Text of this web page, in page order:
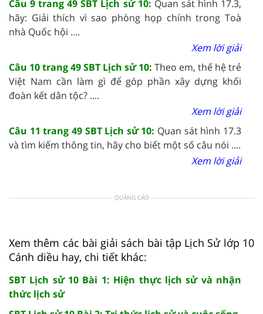
Câu 9 trang 49 SBT Lịch sử 10: Quan sát hình 17.3,
hãy: Giải thích vì sao phòng họp chính trong Toà
nhà Quốc hội ....
Xem lời giải
Câu 10 trang 49 SBT Lịch sử 10: Theo em, thế hệ trẻ
Việt Nam cần làm gì để góp phần xây dựng khối
đoàn kết dân tộc? ....
Xem lời giải
Câu 11 trang 49 SBT Lịch sử 10: Quan sát hình 17.3
và tìm kiếm thông tin, hãy cho biết một số câu nói ....
Xem lời giải
QUẢNG CÁO
Xem thêm các bài giải sách bài tập Lịch Sử lớp 10
Cánh diều hay, chi tiết khác:
SBT Lịch sử 10 Bài 1: Hiện thực lịch sử và nhận
thức lịch sử